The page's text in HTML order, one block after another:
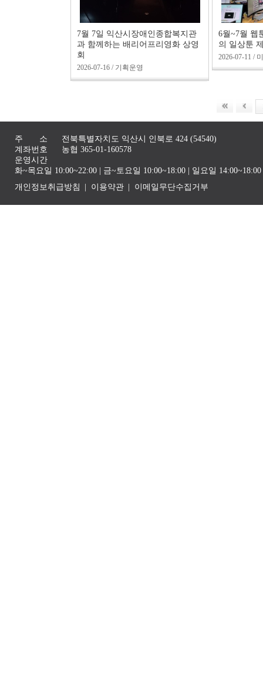
7월 7일 익산시장애인종합복지관
과 함께하는 배리어프리영화 상영
회
2026-07-16 / 기획운영
6월~7월 웹
의 일상툰
2026-07-11 /
주 소
전북특별자치도 익산시 인북로 424 (54540)
계좌번호
농협 365-01-160578
운영시간
화~목요일 10:00~22:00 | 금~토요일 10:00~18:00 | 일요일
개인정보취급방침
이용약관 이메일무단수집거부